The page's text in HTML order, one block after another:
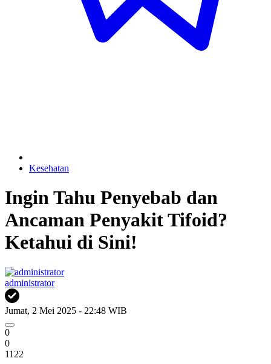
Kesehatan
Ingin Tahu Penyebab dan
Ancaman Penyakit Tifoid?
Ketahui di Sini!
administrator
Jumat, 2 Mei 2025 - 22:48 WIB
0
0
1122